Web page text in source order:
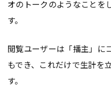
オのトークのようなことを
す。
閲覧ユーザーは「播主」に
もでき、これだけで生計を
す。